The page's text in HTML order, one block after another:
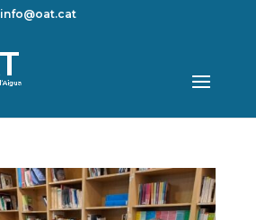
info@oat.cat